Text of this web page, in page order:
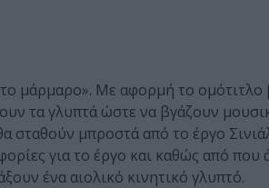
το μάρμαρο». Με αφορμή το ομότιτλο
τα γλυπτά ώστε να βγάζουν
σταθούν μπροστά από το έργο
για το έργο και καθώς από που
ένα αιολικό κινητικό γλυπτό.